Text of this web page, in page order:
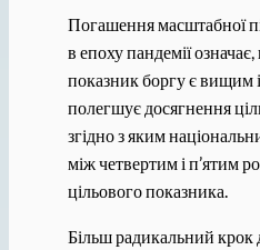
Погашення масштабної
в епоху пандемії
показник боргу є вищим
полегшує досягнення
згідно з яким
між четвертим і п’ятим
цільового показника.
Більш радикальний